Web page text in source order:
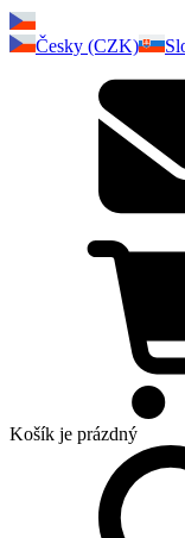
Česky (CZK)
Košík je prázdný